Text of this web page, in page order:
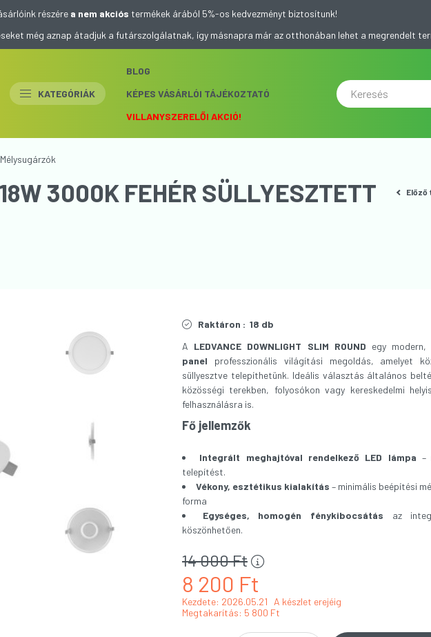
részére a nem akciós termékek árából 5%-os kedvezményt biztosítunk!
még aznap átadjuk a futárszolgálatnak, így másnapra már az otthonában lehet a megrendelt
KATEGÓRIÁK
BLOG
KÉPES VÁSÁRLÓI TÁJÉKOZTATÓ
VILLANYSZERELŐI AKCIÓ!
Mélysugárzók
Előző
3000K FEHÉR SÜLLYESZTETT
Raktáron : 18 db
A LEDVANCE DOWNLIGHT SLIM ROUND egy modern,
panel professzionális világítási megoldás, amelyet
süllyesztve telepíthetünk. Ideális választás általános
közösségi terekben, folyosókon vagy kereskedelmi
felhasználásra is.
Fő jellemzők
Integrált meghajtóval rendelkező LED lámpa –
telepítést.
Vékony, esztétikus kialakítás – minimális beépítési
forma
Egységes, homogén fénykibocsátás az
köszönhetően.
8 200 Ft
14 000Ft
Kezdete: 2026.05.21
A készlet erejéig
Megtakarítás 5 800 Ft